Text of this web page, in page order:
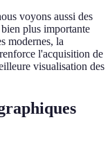
voyons aussi des
plus importante
modernes, la
l'acquisition de
visualisation des